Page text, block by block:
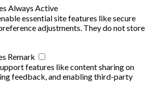
Always Active
essential site features like secure
adjustments. They do not store
Remark
features like content sharing on
feedback, and enabling third-party